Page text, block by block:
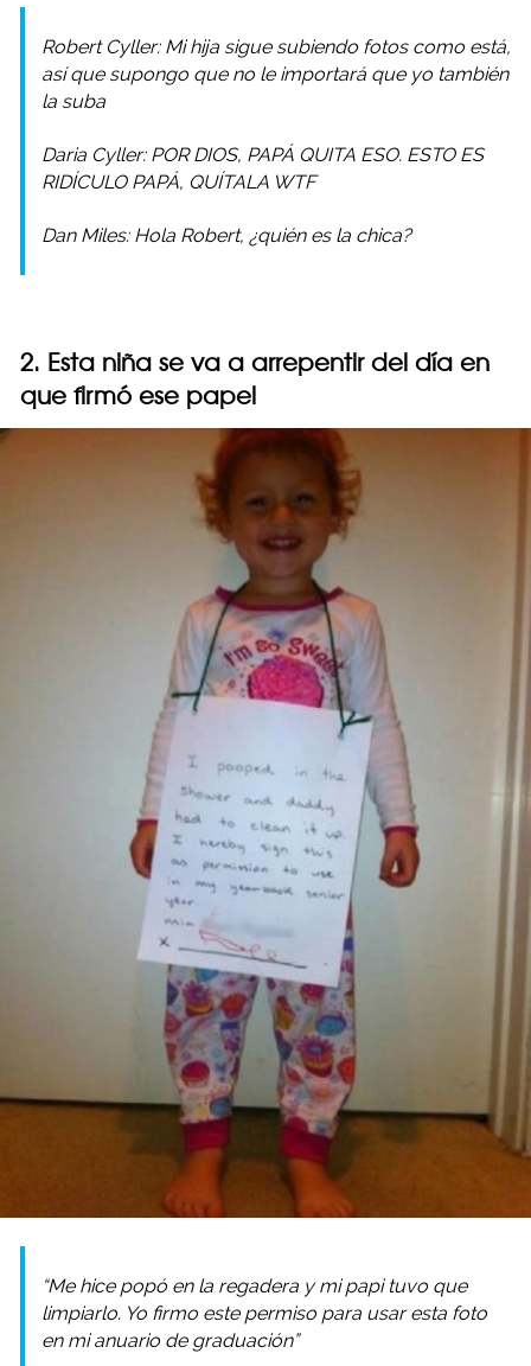
Robert Cyller: Mi hija sigue subiendo fotos como está,
así que supongo que no le importará que yo también
la suba
Daria Cyller: POR DIOS, PAPÁ QUITA ESO. ESTO ES
RIDÍCULO PAPÁ, QUÍTALA WTF
Dan Miles: Hola Robert, ¿quién es la chica?
2. Esta niña se va a arrepentir del día en
que firmó ese papel
“Me hice popó en la regadera y mi papi tuvo que
limpiarlo. Yo firmo este permiso para usar esta foto
en mi anuario de graduación”